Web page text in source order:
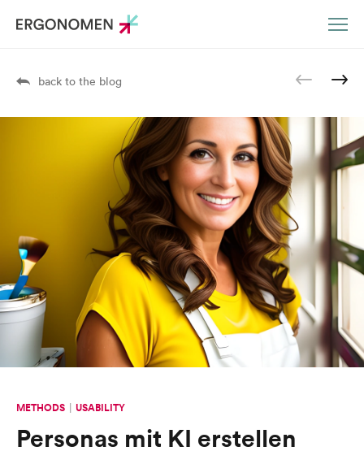
back to the blog
METHODS USABILITY
Personas mit KI erstellen
DE EN